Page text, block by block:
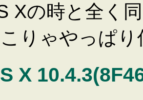
Xの時と全く
りゃやっぱ
X